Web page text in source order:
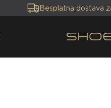
Besplatna dostava